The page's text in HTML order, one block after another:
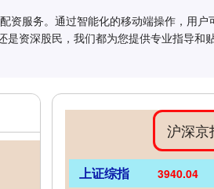
资服务。通过智能化的移动端操作，用户
资深股民，我们都为您提供专业指导和
沪深京
上证综指 3940.04